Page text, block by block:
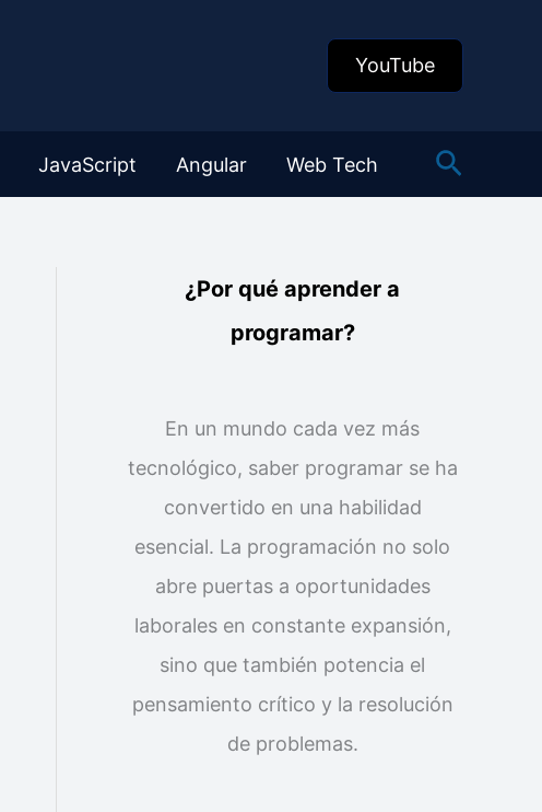
YouTube
JavaScript Angular Web Tech Buscar
¿Por qué aprender a
programar?
En un mundo cada vez más
tecnológico, saber programar se ha
convertido en una habilidad
esencial. La programación no solo
abre puertas a oportunidades
laborales en constante expansión,
sino que también potencia el
pensamiento crítico y la resolución
de problemas.